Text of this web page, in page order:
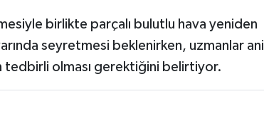
birlikte parçalı bulutlu hava yeniden
seyretmesi beklenirken, uzmanlar ani
tedbirli olması gerektiğini belirtiyor.